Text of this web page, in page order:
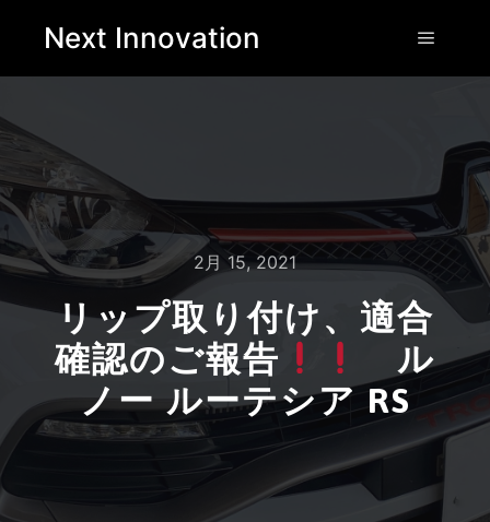
Next Innovation
2月 15, 2021
リップ取り付け、適合
確認のご報告
ル
ノー ルーテシア RS